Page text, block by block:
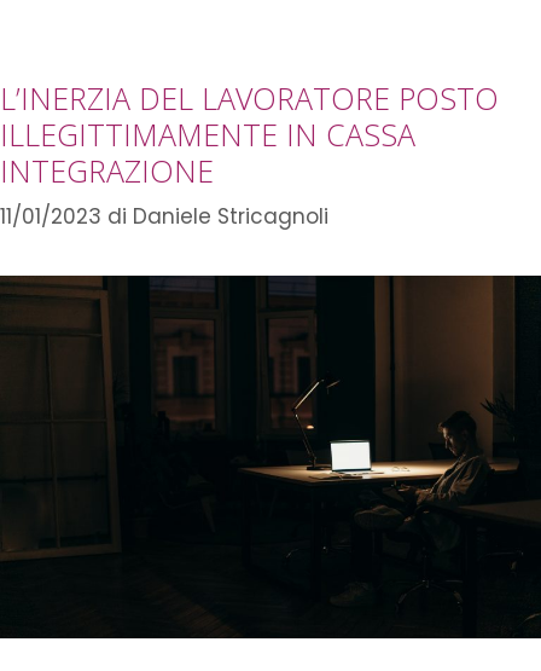
L’INERZIA DEL LAVORATORE POSTO
ILLEGITTIMAMENTE IN CASSA
INTEGRAZIONE
11/01/2023 di Daniele Stricagnoli